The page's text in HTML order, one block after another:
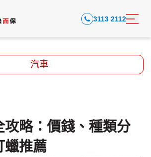
3113 2112
汽車
攻略：價錢、種類分
蠟推薦